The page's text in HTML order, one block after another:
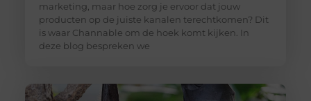
marketing, maar hoe zorg je ervoor dat jouw
producten op de juiste kanalen terechtkomen? Dit
is waar Channable om de hoek komt kijken. In
deze blog bespreken we